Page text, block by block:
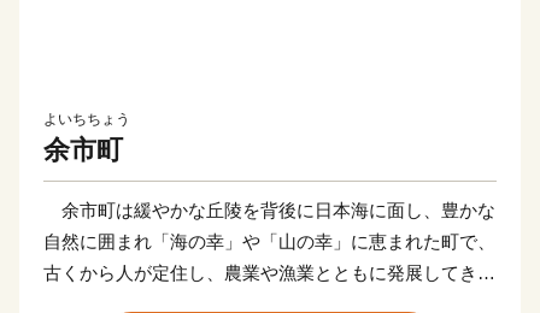
よいちちょう
余市町
余市町は緩やかな丘陵を背後に日本海に面し、豊かな
自然に囲まれ「海の幸」や「山の幸」に恵まれた町で、
古くから人が定住し、農業や漁業とともに発展してきま